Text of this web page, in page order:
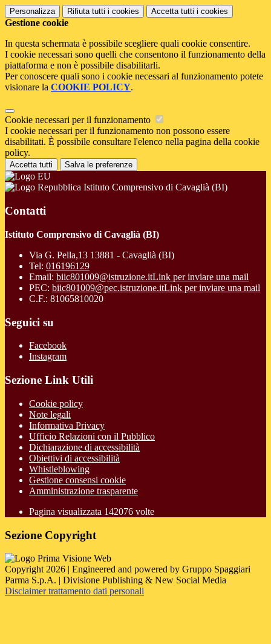
Personalizza Rifiuta tutti i cookies Accetta tutti i cookies
Gestione cookie
In questa schermata è possibile scegliere quali cookie consentire.
I cookie necessari sono quelli che consentono il funzionamento della
piattaforma e non è possibile disabilitarli.
Per conoscere quali sono i cookie necessari al funzionamento potete
visionare la COOKIE POLICY.
Cookie necessari per il funzionamento
I cookie necessari per il funzionamento non possono essere
disabilitati. È possibile consultare l'elenco nella pagina della cookie
policy.
Accetta tutti Salva le preferenze
Istituto Comprensivo di Cavaglià (BI)
Contatti
Istituto Comprensivo di Cavaglià (BI)
Via G. Pella,13 13881 - Cavaglià (BI)
Tel: 016196129
Email: biic801009@istruzione.itLink per inviare una mail
PEC: biic801009@pec.istruzione.itLink per inviare una mail
C.F.: 81065810020
Seguici su
Facebook
Instagram
Sezione Link Utili
Cookie policy
Note legali
Informativa Privacy
Ufficio Relazioni con il Pubblico
Dichiarazione di accessibilità
Obiettivi di accessibilità
Whistleblowing
Gestione consensi cookie
Amministrazione trasparente
Pagina visualizzata 142076 volte
Sezione Copyright
Copyright 2026 | Engineered and powered by Gruppo Spaggiari
Parma S.p.A. | Divisione Publishing & New Social Media
Disclaimer trattamento dati personali